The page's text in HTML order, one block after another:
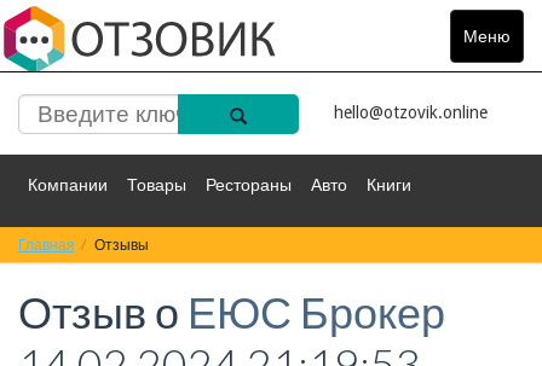
Меню
Toggle
hello@otzovik.online
Компании Товары Рестораны Авто Книги
Спорт Фильмы
Красота Здоровье Остальное
Главная Отзывы
Отзыв о ЕЮС Брокер